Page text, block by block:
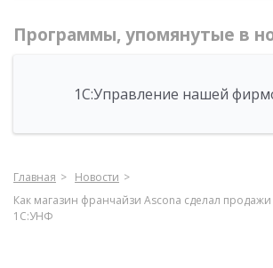
Программы, упомянутые в
1С:Управление нашей
Главная
Новости
Как магазин франчайзи Ascona сделал
1С:УНФ